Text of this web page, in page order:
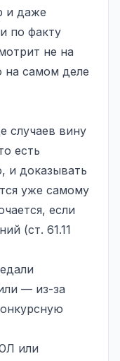
и даже
по факту
не на
на самом деле
случаев вину
есть
и доказывать
уже самому
если
(ст. 61.11
— из-за
или